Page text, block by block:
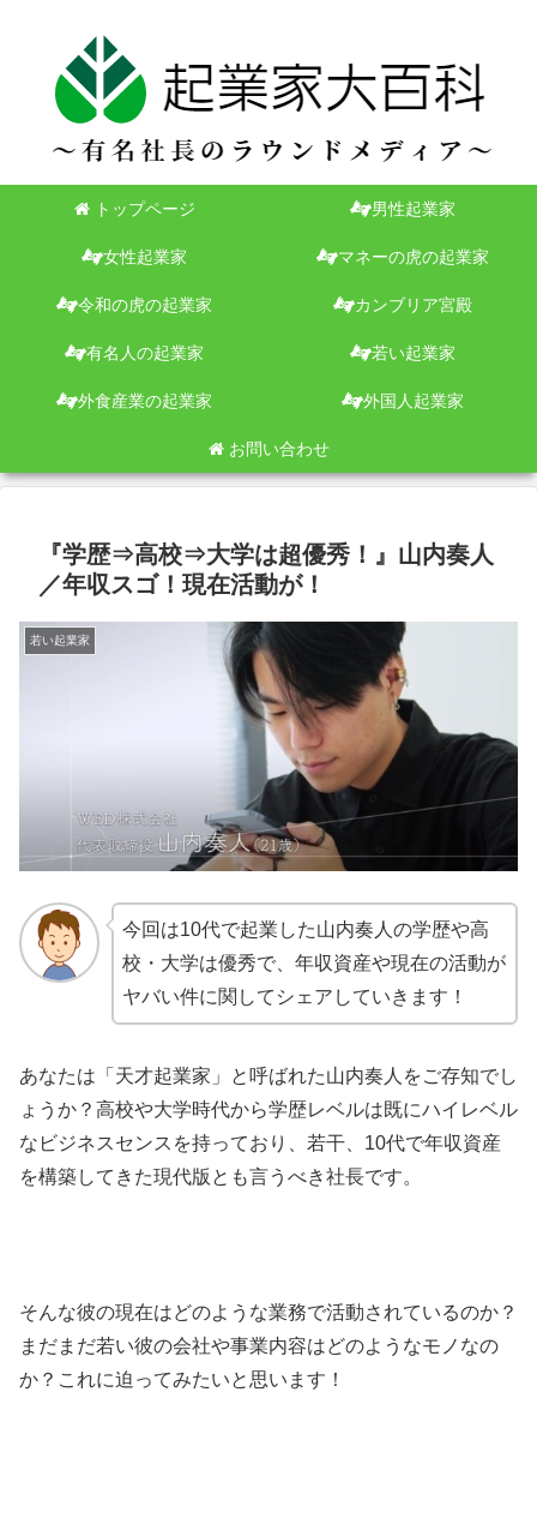
トップページ 男性起業家
女性起業家 マネーの虎の起業家
令和の虎の起業家 カンブリア宮殿
有名人の起業家 若い起業家
外食産業の起業家 外国人起業家
お問い合わせ
『学歴⇒高校⇒大学は超優秀！』山内奏人
／年収スゴ！現在活動が！
若い起業家
今回は10代で起業した山内奏人の学歴や高
校・大学は優秀で、年収資産や現在の活動が
ヤバい件に関してシェアしていきます！
あなたは「天才起業家」と呼ばれた山内奏人をご存知でし
ょうか？高校や大学時代から学歴レベルは既にハイレベル
なビジネスセンスを持っており、若干、10代で年収資産
を構築してきた現代版とも言うべき社長です。
そんな彼の現在はどのような業務で活動されているのか？
まだまだ若い彼の会社や事業内容はどのようなモノなの
か？これに迫ってみたいと思います！